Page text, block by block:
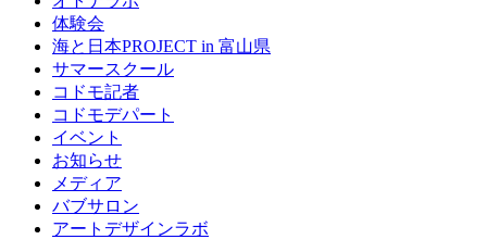
体験会
海と日本PROJECT in 富山県
サマースクール
コドモ記者
コドモデパート
イベント
お知らせ
メディア
バブサロン
アートデザインラボ